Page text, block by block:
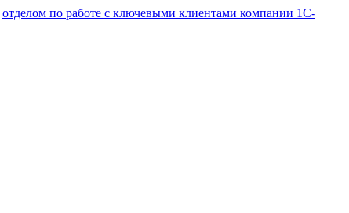
отделом по работе с ключевыми клиентами компании 1С-